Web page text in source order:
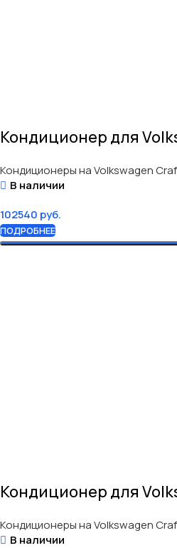
Кондиционер для
Кондиционеры на Volkswagen
В наличии
102540 руб.
ПОДРОБНЕЕ
Кондиционер для
Кондиционеры на Volkswagen
В наличии